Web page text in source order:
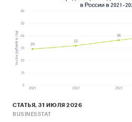
СТАТЬЯ, 31 ИЮЛЯ 2026
BUSINESSTAT